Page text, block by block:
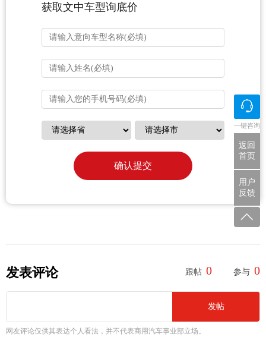
获取文中车型询底价
确认提交
发表评论 跟帖 0 参与 0
发帖
网友评论仅供其表达个人看法，并不代表商用汽车事业部立场。
一键咨询
返回
首页
用户
反馈